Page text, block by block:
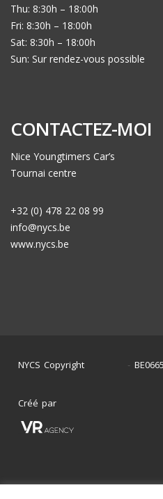
Thu: 8:30h – 18:00h
Fri: 8:30h – 18:00h
Sat: 8:30h – 18:00h
Sun: Sur rendez-vous possible
CONTACTEZ-MOI
Nice Youngtimers Car’s
Tournai centre
+32 (0) 478 22 08 99
info@nycs.be
www.nycs.be
NYCS Copyright -
Créé par